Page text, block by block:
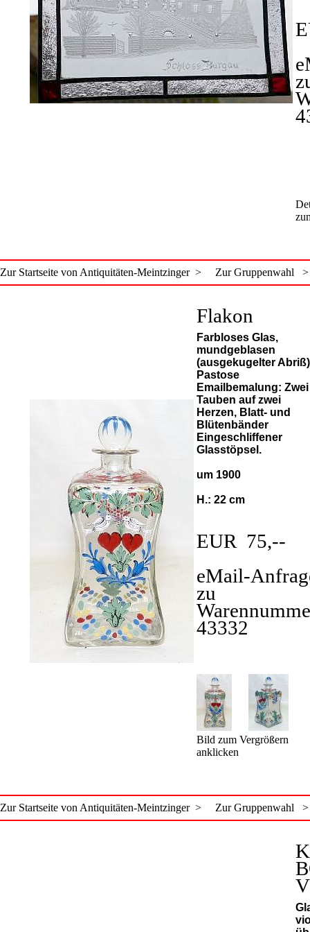
Zur Startseite von Antiquitäten-Meintzinger > Zur Gruppenwahl >
Flakon
Farbloses Glas,
mundgeblasen
(ausgekugelter
Pastose
Emailbemalung: Zwei
Tauben auf zwei
Herzen, Blatt- und
Blütenbänder
Eingeschliffener
Glasstöpsel.
um 1900
H.: 22 cm
EUR 75,--
eMail-
zu
43332
Bild zum Vergrößern
anklicken
Zur Startseite von Antiquitäten-Meintzinger > Zur Gruppenwahl >